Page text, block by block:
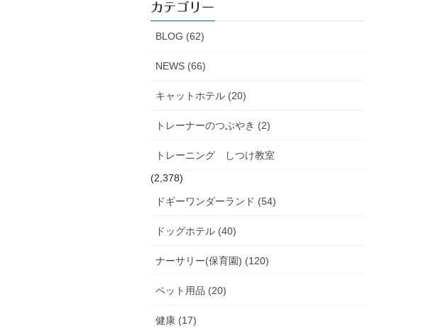
イ
ブ
カテゴリー
BLOG (62)
NEWS (66)
キャットホテル (20)
トレーナーのつぶやき (2)
トレーニング しつけ教室
(2,378)
ドギーワンダーランド (54)
ドッグホテル (40)
ナーサリー(保育園) (120)
ペット用品 (20)
健康 (17)